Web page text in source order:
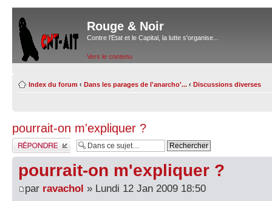
Rouge & Noir
Contre l'Etat et le Capital, la lutte s'organise...
Vers le contenu
Index du forum ‹ Dans les parages de l'anarcho'... ‹ Discussions diverses
pourrait-on m'expliquer ?
Répondre
pourrait-on m'expliquer ?
par ravachol » Lundi 12 Jan 2009 18:50